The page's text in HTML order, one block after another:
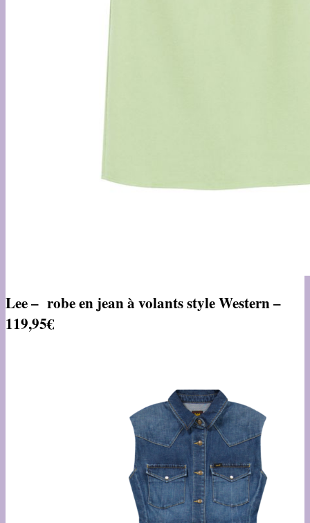
Lee – robe en jean à volants style Western –
119,95€